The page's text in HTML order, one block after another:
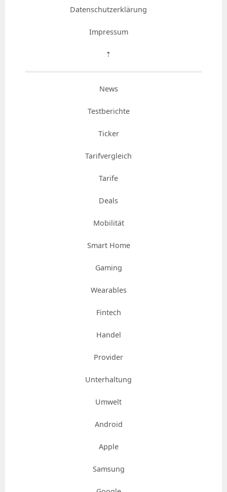
Datenschutzerklärung
Impressum
⇡
News
Testberichte
Ticker
Tarifvergleich
Tarife
Deals
Mobilität
Smart Home
Gaming
Wearables
Fintech
Handel
Provider
Unterhaltung
Umwelt
Android
Apple
Samsung